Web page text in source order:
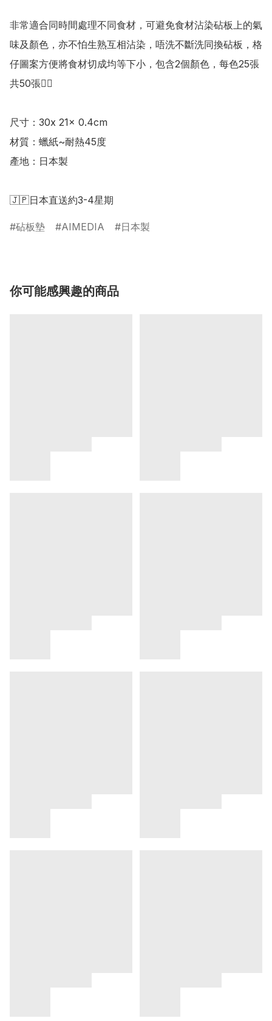
非常適合同時間處理不同食材，可避免食材沾染砧板上的氣
味及顏色，亦不怕生熟互相沾染，唔洗不斷洗同換砧板，格
仔圖案方便將食材切成均等下小，包含2個顏色，每色25張
共50張👍🏻
尺寸：30x 21x 0.4cm
材質：蠟紙~耐熱45度
產地：日本製
🇯🇵日本直送約3-4星期
砧板墊 AIMEDIA 日本製
你可能感興趣的商品